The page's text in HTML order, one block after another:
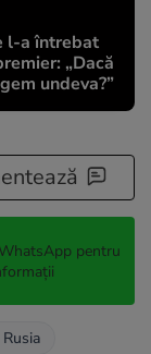
l-a întrebat
„Dacă
undeva?”
pentru